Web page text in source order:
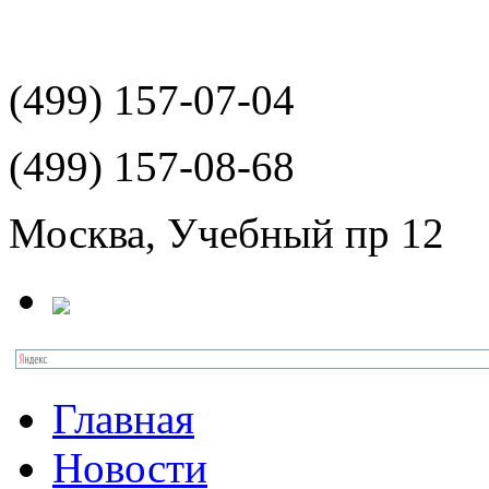
(499) 157-07-04
(499) 157-08-68
Москва, Учебный пр 12
Главная
Новости